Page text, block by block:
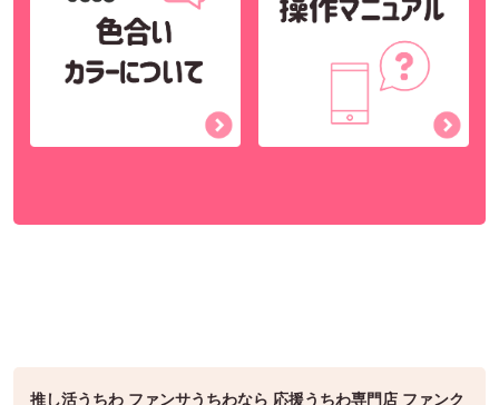
推し活うちわ ファンサうちわなら 応援うちわ専門店 ファンク